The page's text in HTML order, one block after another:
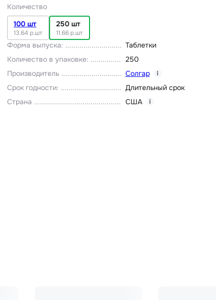
Количество
100 шт
13.64 р.шт
250 шт
11.66 р.шт
Форма выпуска:
Таблетки
Количество в упаковке:
250
Производитель
Солгар i
Срок годности:
Длительный срок
Страна
США i